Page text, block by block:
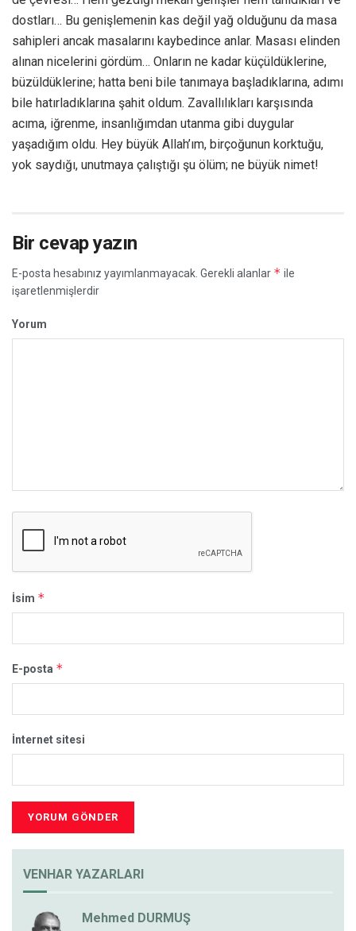
dostları… Bu genişlemenin kas değil yağ olduğunu da masa
sahipleri ancak masalarını kaybedince anlar. Masası elinden
alınan nicelerini gördüm… Onların ne kadar küçüldüklerine,
büzüldüklerine; hatta beni bile tanımaya başladıklarına, adımı
bile hatırladıklarına şahit oldum. Zavallılıkları karşısında
acıma, iğrenme, insanlığımdan utanma gibi duygular
yaşadığım oldu. Hey büyük Allah’ım, birçoğunun korktuğu,
yok saydığı, unutmaya çalıştığı şu ölüm; ne büyük nimet!
Bir cevap yazın
E-posta hesabınız yayımlanmayacak. Gerekli alanlar * ile
işaretlenmişlerdir
Yorum
İsim *
E-posta *
İnternet sitesi
VENHAR YAZARLARI
Mehmed DURMUŞ